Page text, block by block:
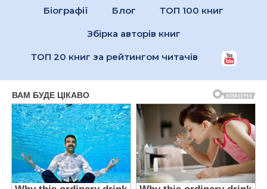
Біографії Блог ТОП 100 книг
Збірка авторів книг
ТОП 20 книг за рейтингом читачів